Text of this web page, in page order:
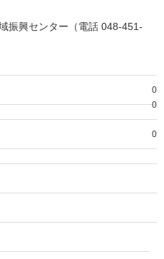
振興センター（電話 048-451-
0
0
0